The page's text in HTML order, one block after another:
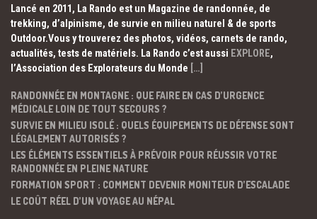
Lancé en 2011, La Rando est un Magazine de randonnée, de
trekking, d’alpinisme, de survie en milieu naturel & de sports
Outdoor.Vous y trouverez des photos, vidéos, carnets de rando,
actualités, tests de matériels. La Rando c’est aussi EXPLORE,
l’Association des Explorateurs du Monde […]
RANDONNÉE EN MONTAGNE : QUE FAIRE EN CAS D’URGENCE
MÉDICALE LOIN DE TOUT SECOURS ?
SURVIE EN MILIEU ISOLÉ : QUELS ÉQUIPEMENTS DE DÉFENSE SONT
LÉGALEMENT AUTORISÉS ?
LES ÉLÉMENTS ESSENTIELS À PRÉVOIR POUR RÉUSSIR VOTRE
RANDONNÉE EN PLEINE NATURE
FORMATION SPORT : COMMENT DEVENIR MONITEUR D’ESCALADE
LE COÛT RÉEL D’UN VOYAGE AU NÉPAL